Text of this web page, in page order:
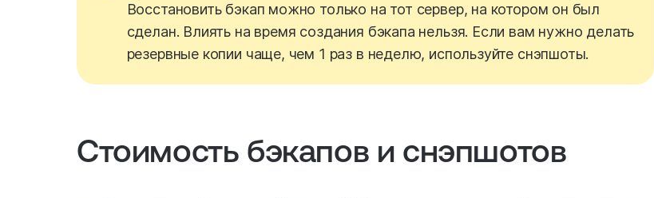
Восстановить бэкап можно только на тот сервер, на котором он был
сделан. Влиять на время создания бэкапа нельзя. Если вам нужно делать
резервные копии чаще, чем 1 раз в неделю, используйте снэпшоты.
Стоимость бэкапов и снэпшотов